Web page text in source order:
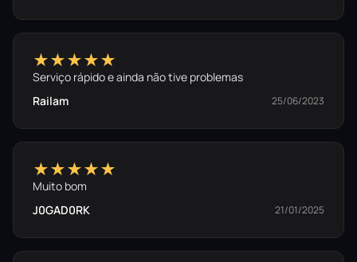
★★★★★
Serviço rápido e ainda não tive problemas
Railam
25/06/2023
★★★★★
Muito bom
J0GAD0RK
21/01/2025